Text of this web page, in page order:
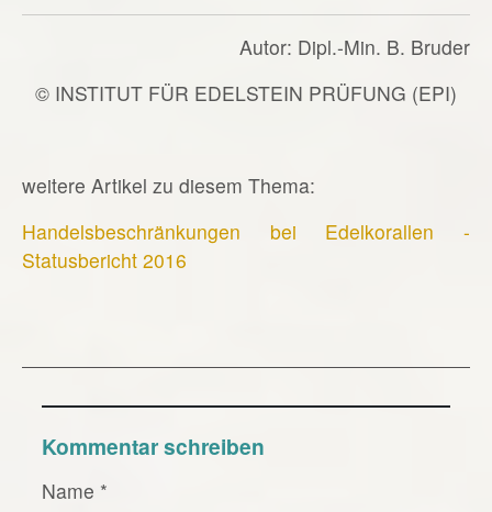
Autor: Dipl.-Min. B. Bruder
© INSTITUT FÜR EDELSTEIN PRÜFUNG (EPI)
weitere Artikel zu diesem Thema:
Handelsbeschränkungen bei Edelkorallen -
Statusbericht 2016
Kommentar schreiben
Name *